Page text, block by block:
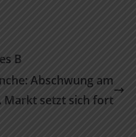
B
Abschwung am
Markt setzt sich fort